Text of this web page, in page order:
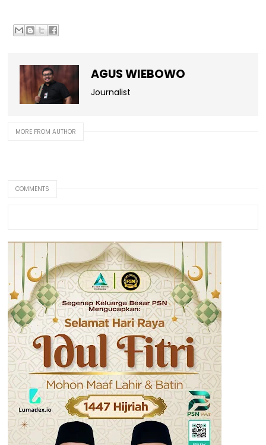
AGUS WIEBOWO
Journalist
MORE FROM AUTHOR
COMMENTS